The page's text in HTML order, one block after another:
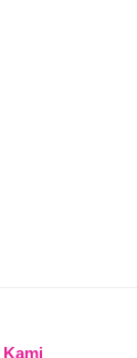
Kami